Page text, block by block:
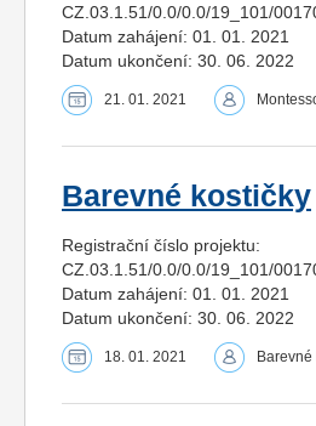
CZ.03.1.51/0.0/0.0/19_101/
Datum zahájení: 01. 01. 2021
Datum ukončení: 30. 06. 2022
21. 01. 2021
Barevné kostičky
Registrační číslo projektu:
CZ.03.1.51/0.0/0.0/19_101/
Datum zahájení: 01. 01. 2021
Datum ukončení: 30. 06. 2022
18. 01. 2021 Barevné